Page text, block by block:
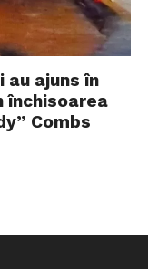
au ajuns în
închisoarea
Combs